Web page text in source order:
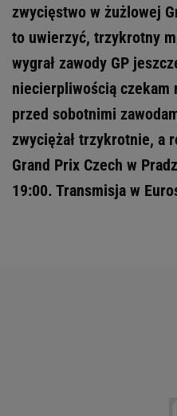
zwycięstwo w żużlowej
to uwierzyć, trzykrotny
wygrał zawody GP
niecierpliwością czekam
przed sobotnimi
zwyciężał trzykrotnie, a
Grand Prix Czech w
19:00. Transmisja w